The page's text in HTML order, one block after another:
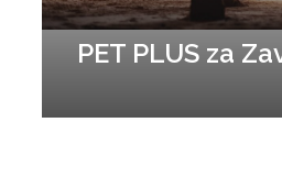
PET PLUS za